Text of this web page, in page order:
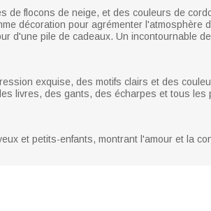
de flocons de neige, et des couleurs de
décoration pour agrémenter l'atmosphère
d'une pile de cadeaux. Un incontournable
exquise, des motifs clairs et des
livres, des gants, des écharpes et tous
et petits-enfants, montrant l'amour et la